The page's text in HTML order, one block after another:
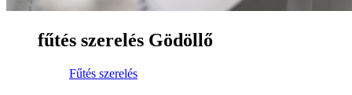
fűtés szerelés Gödöllő
Fűtés szerelés